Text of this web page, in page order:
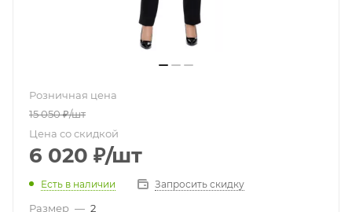
Розничная цена
15 050₽/шт
Цена со скидкой
6 020 ₽/шт
Есть в наличии Запросить скидку
Размер — 2